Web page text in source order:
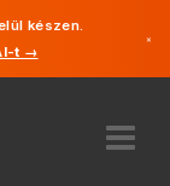
készen.
t →
×